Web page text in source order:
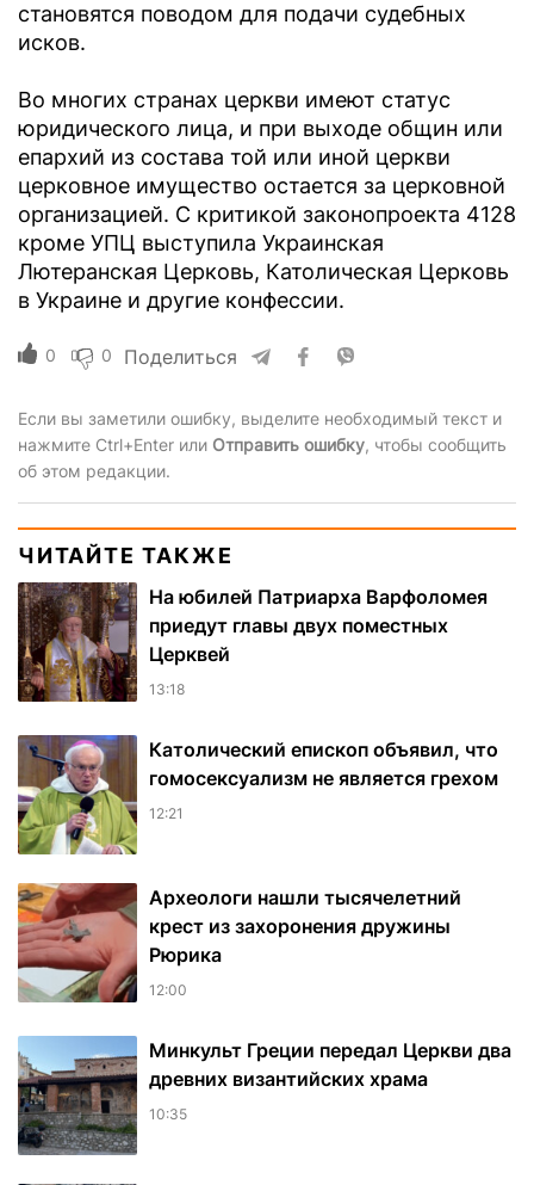
становятся поводом для подачи судебных
исков.
Во многих странах церкви имеют статус
юридического лица, и при выходе общин или
епархий из состава той или иной церкви
церковное имущество остается за церковной
организацией. С критикой законопроекта 4128
кроме УПЦ выступила Украинская
Лютеранская Церковь, Католическая Церковь
в Украине и другие конфессии.
0 0 Поделиться
Если вы заметили ошибку, выделите необходимый текст и
нажмите Ctrl+Enter или Отправить ошибку, чтобы сообщить
об этом редакции.
ЧИТАЙТЕ ТАКЖЕ
На юбилей Патриарха Варфоломея
приедут главы двух поместных
Церквей
13:18
Католический епископ объявил, что
гомосексуализм не является грехом
12:21
Археологи нашли тысячелетний
крест из захоронения дружины
Рюрика
12:00
Минкульт Греции передал Церкви два
древних византийских храма
10:35